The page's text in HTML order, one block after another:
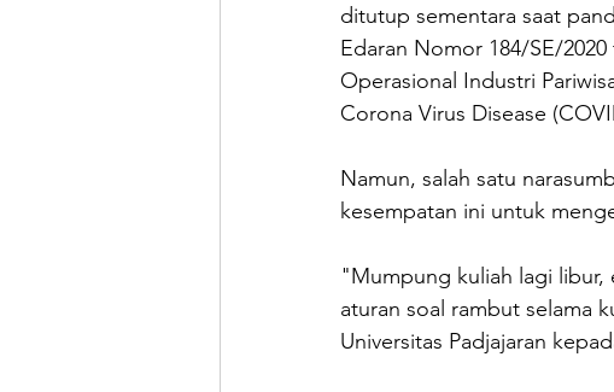
ditutup sementara saat
Edaran Nomor 184/SE/
Operasional Industri
Corona Virus Disease
Namun, salah satu
kesempatan ini untuk
"Mumpung kuliah lagi libur,
aturan soal rambut selama
Universitas Padjajaran